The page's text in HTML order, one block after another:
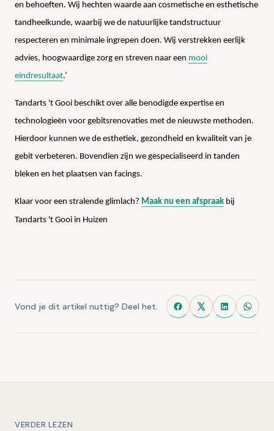
en behoeften. Wij hechten waarde aan cosmetische en esthetische
tandheelkunde, waarbij we de natuurlijke tandstructuur
respecteren en minimale ingrepen doen. Wij verstrekken eerlijk
advies, hoogwaardige zorg en streven naar een mooi
eindresultaat.’
Tandarts 't Gooi beschikt over alle benodigde expertise en
technologieën voor gebitsrenovaties met de nieuwste methoden.
Hierdoor kunnen we de esthetiek, gezondheid en kwaliteit van je
gebit verbeteren. Bovendien zijn we gespecialiseerd in tanden
bleken en het plaatsen van facings.
Klaar voor een stralende glimlach? Maak nu een afspraak bij
Tandarts 't Gooi in Huizen
Vond je dit artikel nuttig? Deel het.
VERDER LEZEN